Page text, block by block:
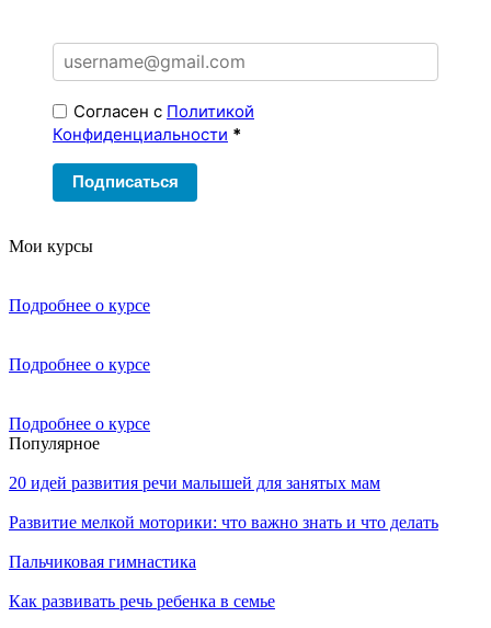
Согласен с Политикой
Конфиденциальности *
Подписаться
Мои курсы
Подробнее о курсе
Подробнее о курсе
Подробнее о курсе
Популярное
20 идей развития речи малышей для занятых мам
Развитие мелкой моторики: что важно знать и что делать
Пальчиковая гимнастика
Как развивать речь ребенка в семье